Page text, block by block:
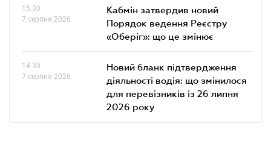
15.30
7 серпня 2026
Кабмін затвердив новий
Порядок ведення Реєстру
«Оберіг»: що це змінює
14.30
7 серпня 2026
Новий бланк підтвердження
діяльності водія: що змінилося
для перевізників із 26 липня
2026 року